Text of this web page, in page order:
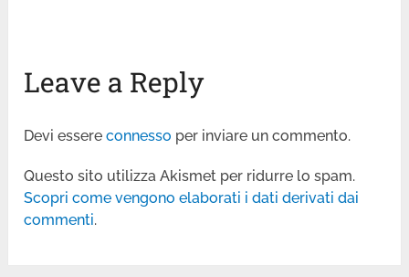
Leave a Reply
Devi essereconnesso per inviare un commento.
Questo sito utilizza Akismet per ridurre lo spam.
Scopri come vengono elaborati i dati derivati dai
commenti.